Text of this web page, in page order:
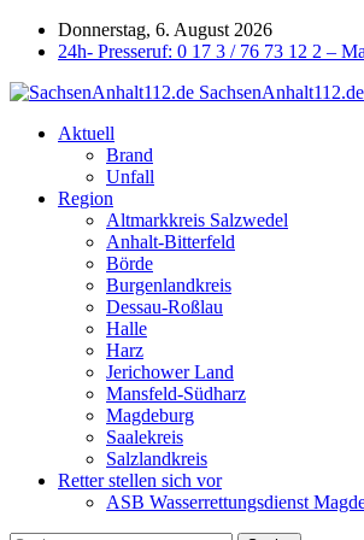
Donnerstag, 6. August 2026
24h- Presseruf: 0 17 3 / 76 73 12 2 –
Aktuell
Brand
Unfall
Region
Altmarkkreis Salzwedel
Anhalt-Bitterfeld
Börde
Burgenlandkreis
Dessau-Roßlau
Halle
Harz
Jerichower Land
Mansfeld-Südharz
Magdeburg
Saalekreis
Salzlandkreis
Retter stellen sich vor
ASB Wasserrettungsdienst